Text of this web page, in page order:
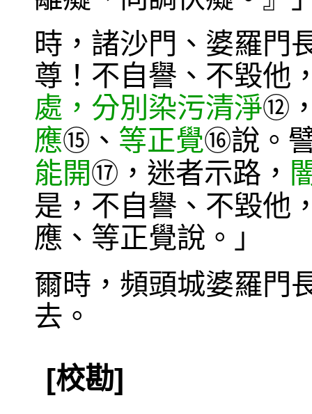
時，諸沙門、婆羅門
尊！不自譽、不毀他
處，分別染污清淨⑫
應⑮ 、 等正覺⑯說。
能開⑰ ，迷者示路，
是，不自譽、不毀他
應、等正覺說。」
爾時，頻頭城婆羅門
去。
[校勘]